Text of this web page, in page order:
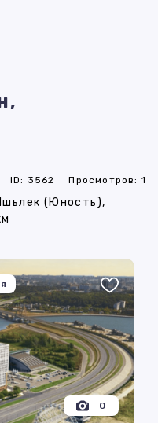
ID: 3562 Просмотров: 1
(Юность),
0